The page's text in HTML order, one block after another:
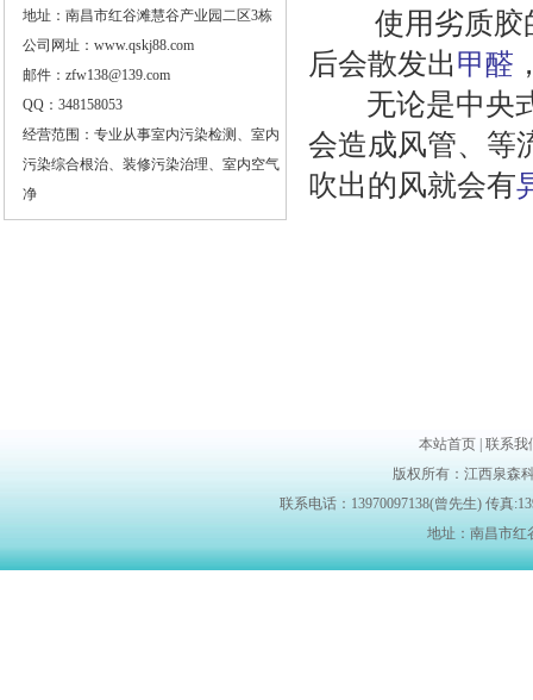
地址：南昌市红谷滩慧谷产业园二区3栋
公司网址：www.qskj88.com
邮件：zfw138@139.com
QQ：348158053
经营范围：专业从事室内污染检测、室内
污染综合根治、装修污染治理、室内空气
净
使用劣质胶
后会散发出甲醛
无论是中央
会造成风管、等
吹出的风就会有
本站首页 | 联系我
版权所有：江西泉森
联系电话：13970097138(曾先生) 传真
地址：南昌市红